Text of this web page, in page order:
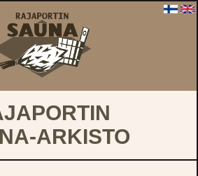
ARKISTO